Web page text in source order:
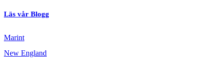
Läs vår Blogg
Marint
New England